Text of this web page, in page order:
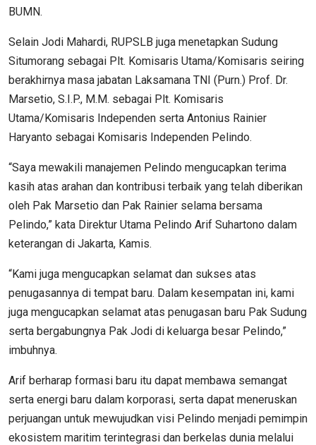
BUMN.
Selain Jodi Mahardi, RUPSLB juga menetapkan Sudung
Situmorang sebagai Plt. Komisaris Utama/Komisaris seiring
berakhirnya masa jabatan Laksamana TNI (Purn.) Prof. Dr.
Marsetio, S.I.P., M.M. sebagai Plt. Komisaris
Utama/Komisaris Independen serta Antonius Rainier
Haryanto sebagai Komisaris Independen Pelindo.
“Saya mewakili manajemen Pelindo mengucapkan terima
kasih atas arahan dan kontribusi terbaik yang telah diberikan
oleh Pak Marsetio dan Pak Rainier selama bersama
Pelindo,” kata Direktur Utama Pelindo Arif Suhartono dalam
keterangan di Jakarta, Kamis.
“Kami juga mengucapkan selamat dan sukses atas
penugasannya di tempat baru. Dalam kesempatan ini, kami
juga mengucapkan selamat atas penugasan baru Pak Sudung
serta bergabungnya Pak Jodi di keluarga besar Pelindo,”
imbuhnya.
Arif berharap formasi baru itu dapat membawa semangat
serta energi baru dalam korporasi, serta dapat meneruskan
perjuangan untuk mewujudkan visi Pelindo menjadi pemimpin
ekosistem maritim terintegrasi dan berkelas dunia melalui